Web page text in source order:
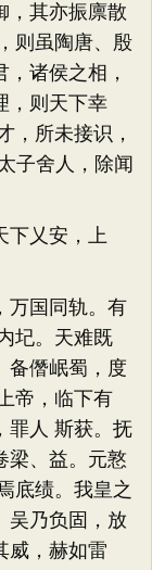
，其亦振廪散
则虽陶唐、殷
诸侯之相，
，则天下幸
，所未接识，
子舍人，除闻
乂安，上
国同轨。有
圮。天难既
备僭岷蜀，度
帝，临下有
罪人 斯获。抚
梁、益。元憝
底绩。我皇之
吴乃负固，放
威，赫如雷